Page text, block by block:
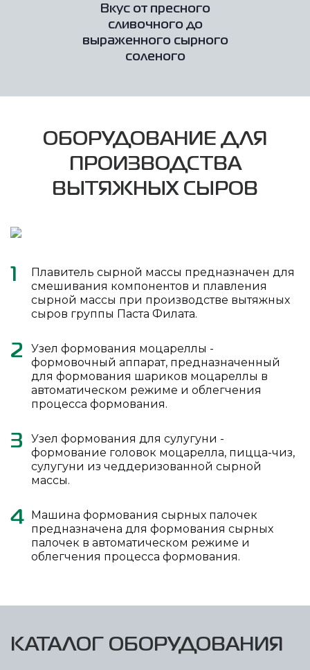
Вкус от пресного
сливочного до
выраженного сырного
соленого
ОБОРУДОВАНИЕ ДЛЯ
ПРОИЗВОДСТВА
ВЫТЯЖНЫХ СЫРОВ
Плавитель сырной массы предназначен для
смешивания компонентов и плавления
сырной массы при производстве вытяжных
сыров группы Паста Филата.
2
Узел формования моцареллы -
формовочный аппарат, предназначенный
для формования шариков моцареллы в
автоматическом режиме и облегчения
процесса формования.
3
Узел формования для сулугуни -
формование головок моцарелла, пицца-чиз,
сулугуни из чеддеризованной сырной
массы.
4 Машина формования сырных палочек
предназначена для формования сырных
палочек в автоматическом режиме и
облегчения процесса формования.
КАТАЛОГ ОБОРУДОВАНИЯ